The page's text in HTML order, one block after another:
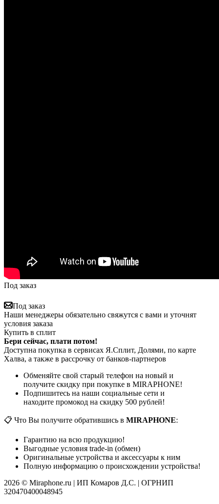
Под заказ
Под заказ
Наши менеджеры обязательно свяжутся с вами и уточнят
условия заказа
Купить в сплит
Бери сейчас, плати потом!
Доступна покупка в сервисах Я.Сплит, Долями, по карте
Халва, а также в рассрочку от банков-партнеров
Обменяйте свой старый телефон на новый и
получите скидку при покупке в MIRAPHONE!
Подпишитесь на наши социальные сети и
находите промокод на скидку 500 рублей!
📋 Что Вы получите обратившись в MIRAPHONE:
Гарантию на всю продукцию!
Выгодные условия trade-in (обмен)
Оригинальные устройства и аксессуары к ним
Полную информацию о происхождении устройства!
2026 © Miraphone.ru | ИП Комаров Д.С. | ОГРНИП
320470400048945